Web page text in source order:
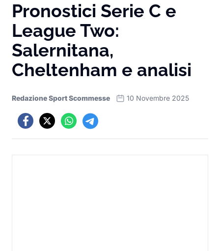
Pronostici Serie C e
League Two:
Salernitana,
Cheltenham e analisi
Redazione Sport Scommesse 10 Novembre 2025